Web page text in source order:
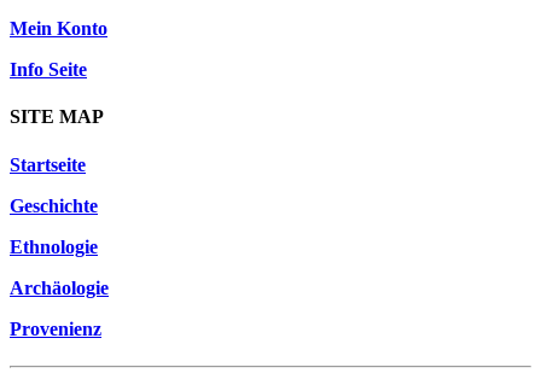
Mein Konto
Info Seite
SITE MAP
Startseite
Geschichte
Ethnologie
Archäologie
Provenienz